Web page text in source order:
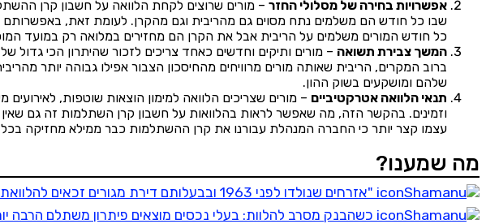
אפשרויות בחירה של מסלולי החזר – מורים שרוצים לקחת הלוואה על חשבון קרן
שבו כל חודש הם משלמים נתח מסוים גם מהריבית וגם מהקרן. לעומת זאת, באפשרותם
כל חודש המורים משלמים על הריבית אבל את הקרן הם מחזירים במלואה רק במועד
המשך צבירת תשואה – מורים ותיקים וחדשים כאחד צריכים לזכור שהיתרון הכי גדול
ברוב המקרים, הריבית שאותה מורים מרוויחים מהחיסכון הצבור אפילו גבוהה יותר
שלהם ומושקעים בשוק ההון.
תנאי הלוואה אטרקטיביים – מורים שצריכים הלוואה למימון הוצאות שוטפות,
וזמינים. בהקשר הזה, מה שאפשר לראות בהלוואות על חשבון קרן השתלמות זה גם שאין
עצמו קצר יותר כי החברה המנהלת עבורנו את קרן ההשתלמות כבר ממילא מחזיקה
מה שמענו?
"אזרחים שנולדו לפני 1963 ובבעלותם דירת מגורים זכאים להלוואת משכנתא הפוכה בתנאים מהפכניים"
כשהבנק מסרב להלוות: בעלי נכסים מוצאים פיתרון משתלם הרבה
השוואת קרנות
עם